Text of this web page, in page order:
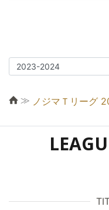
≫ ノジマＴリーグ